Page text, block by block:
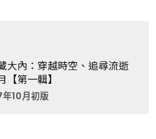
大內：穿越時空、追尋流逝
【第一輯】
10月初版